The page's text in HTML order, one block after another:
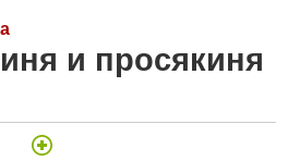
и просякиня